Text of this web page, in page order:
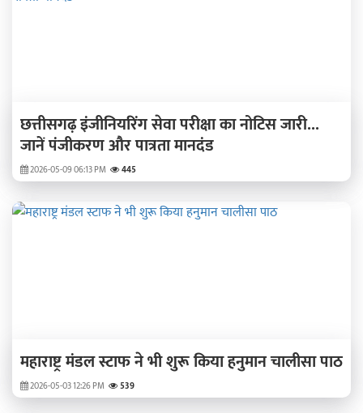
छत्तीसगढ़ इंजीनियरिंग सेवा परीक्षा का नोटिस जारी...
जानें पंजीकरण और पात्रता मानदंड
2026-05-09 06:13 PM 445
महाराष्ट्र मंडल स्टाफ ने भी शुरू किया हनुमान चालीसा पाठ
2026-05-03 12:26 PM 539